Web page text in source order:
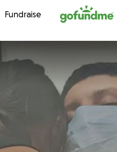
Skip to content
Fundraise